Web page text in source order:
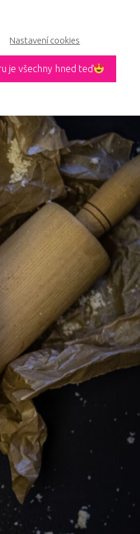
Nastavení cookies
je všechny hned teď